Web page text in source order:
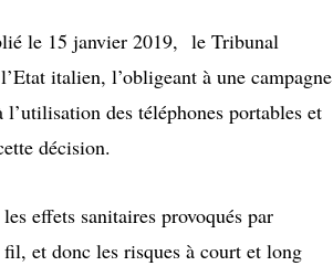
le 15 janvier 2019, le Tribunal
italien, l’obligeant à une campagne
des téléphones portables et
décision.
effets sanitaires provoqués par
et donc les risques à court et long